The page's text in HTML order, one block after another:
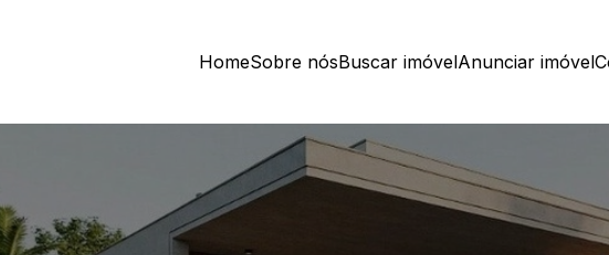
HomeSobre nósBuscar imóvelAnunciar imóvel